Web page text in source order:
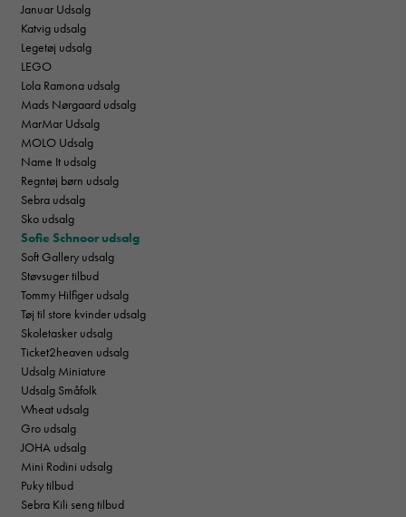
Januar Udsalg
Katvig udsalg
Legetøj udsalg
LEGO
Lola Ramona udsalg
Mads Nørgaard udsalg
MarMar Udsalg
MOLO Udsalg
Name It udsalg
Regntøj børn udsalg
Sebra udsalg
Sko udsalg
Sofie Schnoor udsalg
Soft Gallery udsalg
Støvsuger tilbud
Tommy Hilfiger udsalg
Tøj til store kvinder udsalg
Skoletasker udsalg
Ticket2heaven udsalg
Udsalg Miniature
Udsalg Småfolk
Wheat udsalg
Gro udsalg
JOHA udsalg
Mini Rodini udsalg
Puky tilbud
Sebra Kili seng tilbud